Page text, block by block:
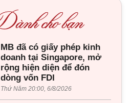
MB đã có giấy phép kinh
doanh tại Singapore, mở
rộng hiện diện để đón
dòng vốn FDI
Thứ Năm 20:00, 6/8/2026